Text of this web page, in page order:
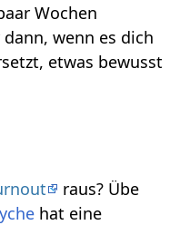
Wochen
wenn es dich
etwas bewusst
raus? Übe
hat eine